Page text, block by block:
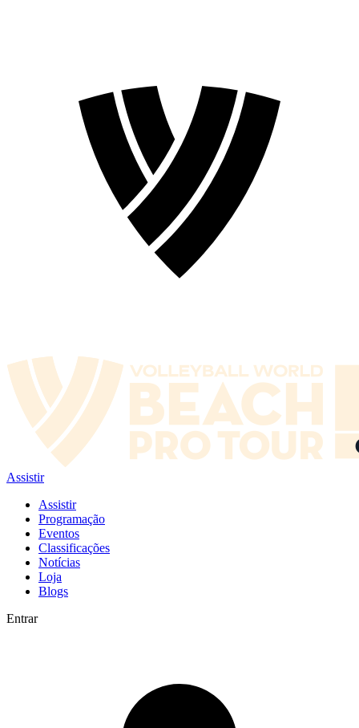
Assistir
Assistir
Programação
Eventos
Classificações
Notícias
Loja
Blogs
Entrar